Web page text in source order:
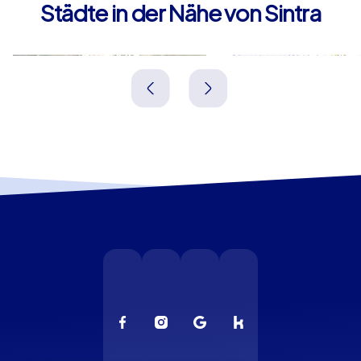
Städte in der Nähe von Sintra
Amadora Lissabon